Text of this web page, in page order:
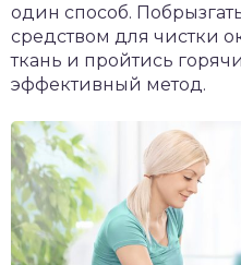
один способ.
средством для чистки
ткань и пройтись
эффективный метод.